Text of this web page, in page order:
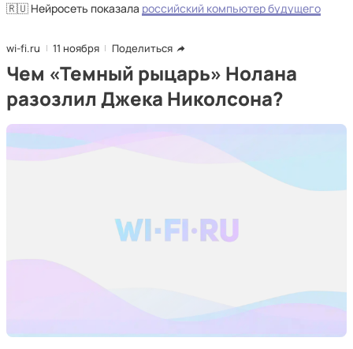
🇷🇺 Нейросеть показала российский компьютер будущего
wi-fi.ru 11 ноября Поделиться
Чем «Темный рыцарь» Нолана
разозлил Джека Николсона?